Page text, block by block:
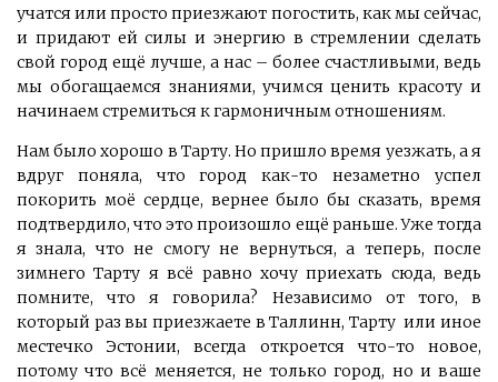
учатся или просто приезжают погостить, как мы сейчас,
и придают ей силы и энергию в стремлении сделать
свой город ещё лучше, а нас – более счастливыми, ведь
мы обогащаемся знаниями, учимся ценить красоту и
начинаем стремиться к гармоничным отношениям.
Нам было хорошо в Тарту. Но пришло время уезжать, а я
вдруг поняла, что город как-то незаметно успел
покорить моё сердце, вернее было бы сказать, время
подтвердило, что это произошло ещё раньше. Уже тогда
я знала, что не смогу не вернуться, а теперь, после
зимнего Тарту я всё равно хочу приехать сюда, ведь
помните, что я говорила? Независимо от того, в
который раз вы приезжаете в Таллинн, Тарту или иное
местечко Эстонии, всегда откроется что-то новое,
потому что всё меняется, не только город, но и ваше